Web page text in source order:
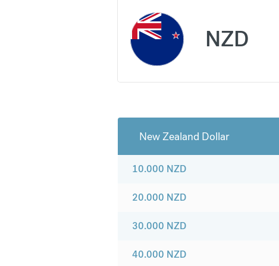
NZD
New Zealand Dollar
10.000 NZD
20.000 NZD
30.000 NZD
40.000 NZD